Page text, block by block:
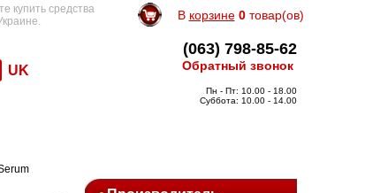
купить средства
UK
В корзине 0товар(ов)
(063) 798-85-62
Обратный звонок
Пн - Пт: 10.00 - 18.00
Суббота: 10.00 - 14.00